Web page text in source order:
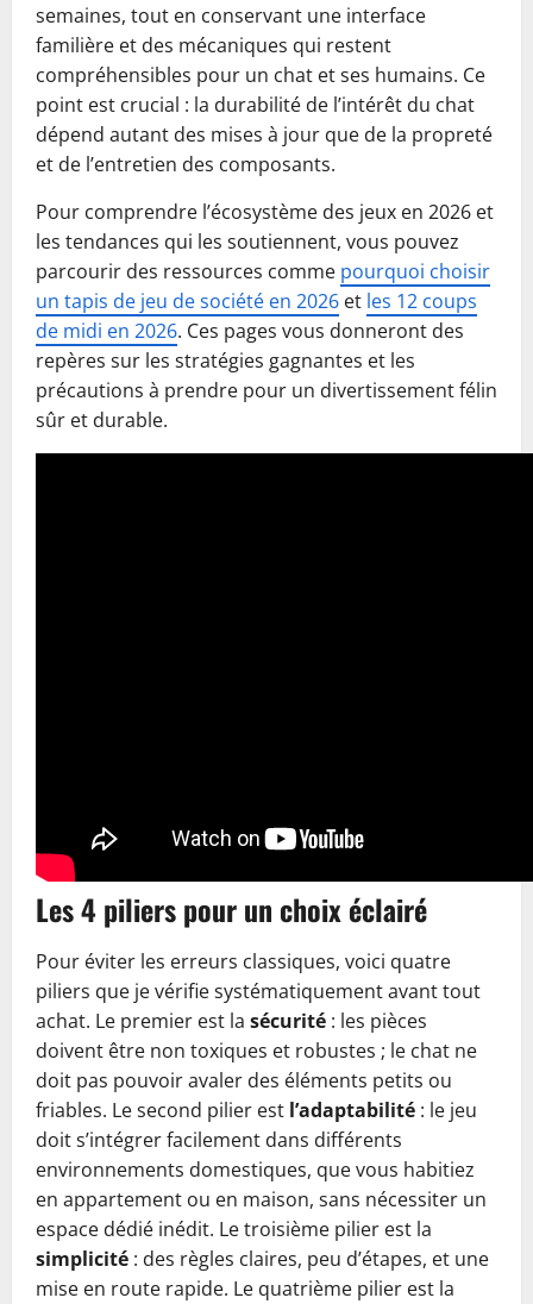
semaines, tout en conservant une interface
familière et des mécaniques qui restent
compréhensibles pour un chat et ses humains. Ce
point est crucial : la durabilité de l’intérêt du chat
dépend autant des mises à jour que de la propreté
et de l’entretien des composants.
Pour comprendre l’écosystème des jeux en 2026 et
les tendances qui les soutiennent, vous pouvez
parcourir des ressources comme pourquoi choisir
un tapis de jeu de société en 2026 et les 12 coups
de midi en 2026. Ces pages vous donneront des
repères sur les stratégies gagnantes et les
précautions à prendre pour un divertissement félin
sûr et durable.
Les 4 piliers pour un choix éclairé
Pour éviter les erreurs classiques, voici quatre
piliers que je vérifie systématiquement avant tout
achat. Le premier est la sécurité : les pièces
doivent être non toxiques et robustes ; le chat ne
doit pas pouvoir avaler des éléments petits ou
friables. Le second pilier est l’adaptabilité : le jeu
doit s’intégrer facilement dans différents
environnements domestiques, que vous habitiez
en appartement ou en maison, sans nécessiter un
espace dédié inédit. Le troisième pilier est la
simplicité : des règles claires, peu d’étapes, et une
mise en route rapide. Le quatrième pilier est la